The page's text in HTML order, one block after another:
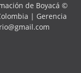
de Boyacá ©
| Gerencia